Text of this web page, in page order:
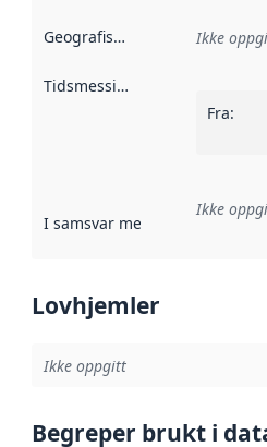
Geografisk avgrensning :
Ikke
Tidsmessig avgrensning
Fra:
I samsvar med Referanse til
Ikke
Lovhjemler
Ikke oppgitt
Begreper brukt i